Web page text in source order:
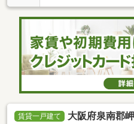
賃貸一戸建て 大阪府泉南郡